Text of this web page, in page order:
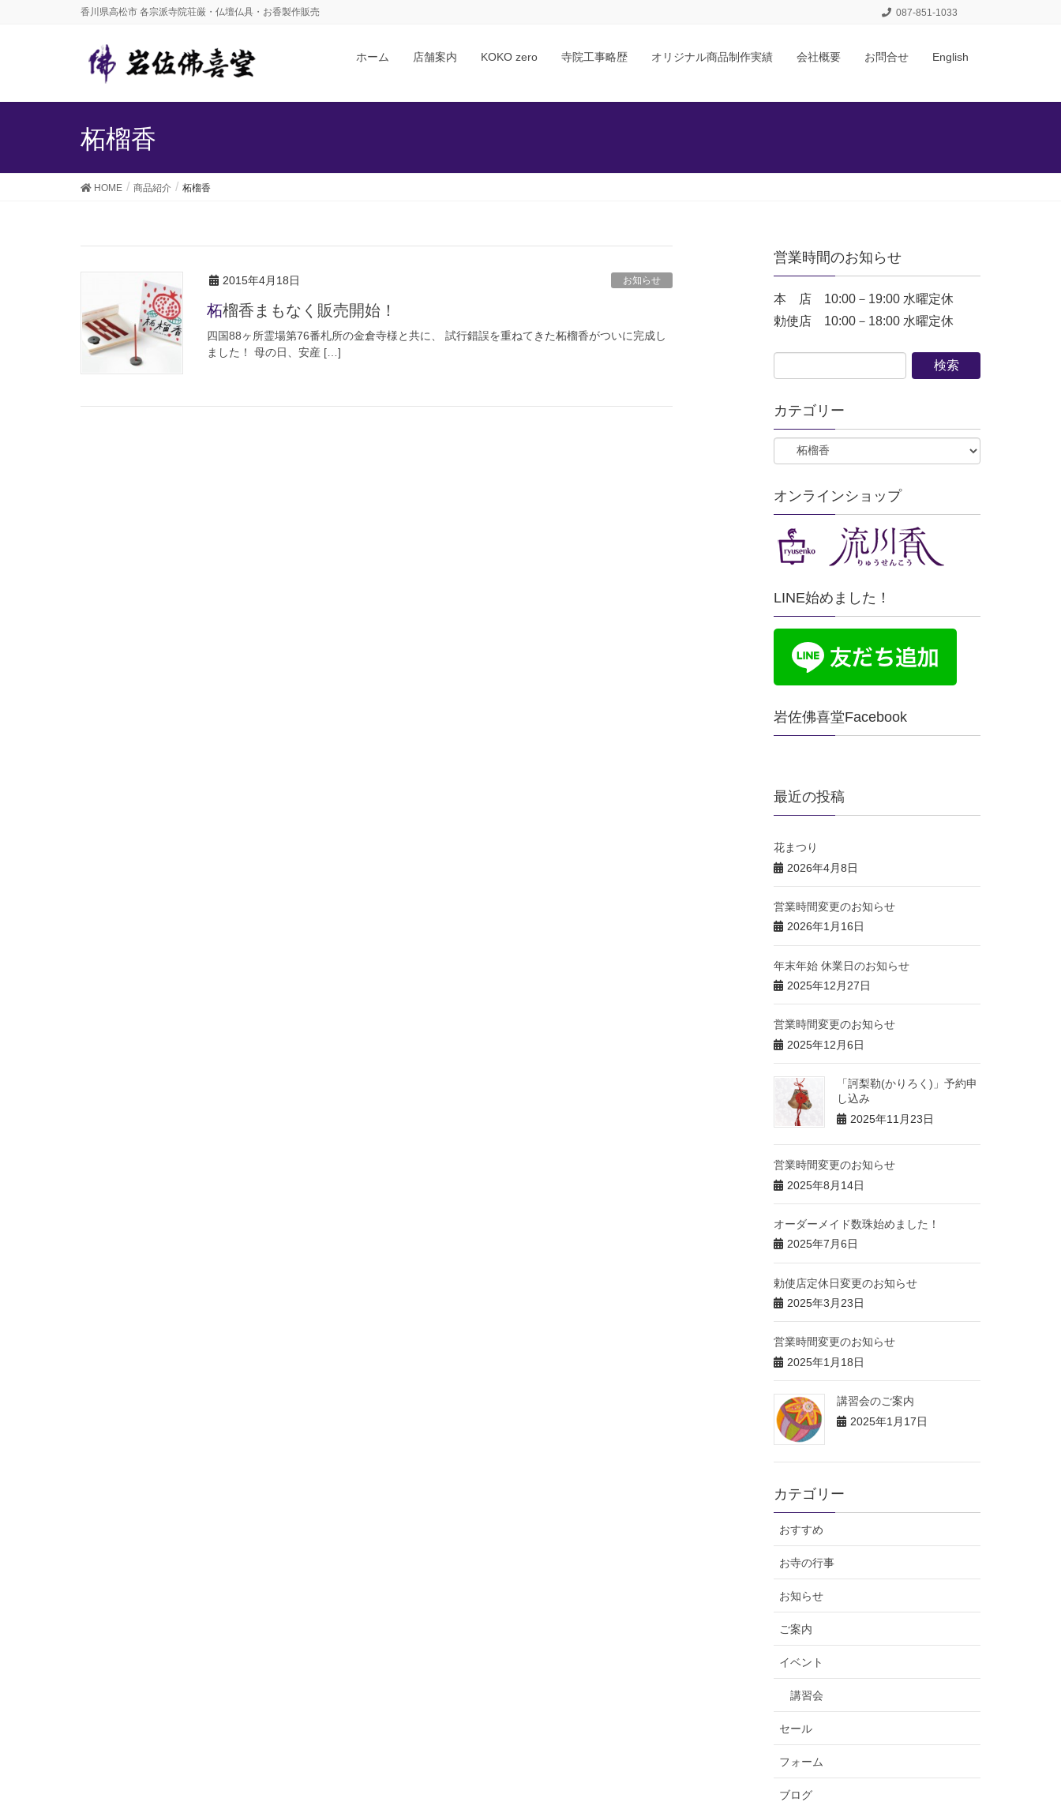
香川県高松市 各宗派寺院荘厳・仏壇仏具・お香製作販売 087-851-1033
ホーム 店舗案内 KOKO zero 寺院工事略歴 オリジナル商品制作実績 会社概要 お問合せ English
柘榴香
HOME 商品紹介 柘榴香
2015年4月18日 お知らせ
柘榴香まもなく販売開始！
四国88ヶ所霊場第76番札所の金倉寺様と共に、 試行錯誤を重ねてきた柘榴香がついに完成し
ました！ 母の日、安産 […]
営業時間のお知らせ
本 店 10:00－19:00 水曜定休
勅使店 10:00－18:00 水曜定休
カテゴリー
オンラインショップ
LINE始めました！
岩佐佛喜堂Facebook
最近の投稿
花まつり
2026年4月8日
営業時間変更のお知らせ
2026年1月16日
年末年始 休業日のお知らせ
2025年12月27日
営業時間変更のお知らせ
2025年12月6日
「訶梨勒(かりろく)」予約申
し込み
2025年11月23日
営業時間変更のお知らせ
2025年8月14日
オーダーメイド数珠始めました！
2025年7月6日
勅使店定休日変更のお知らせ
2025年3月23日
営業時間変更のお知らせ
2025年1月18日
講習会のご案内
2025年1月17日
カテゴリー
おすすめ
お寺の行事
お知らせ
ご案内
イベント
講習会
セール
フォーム
ブログ